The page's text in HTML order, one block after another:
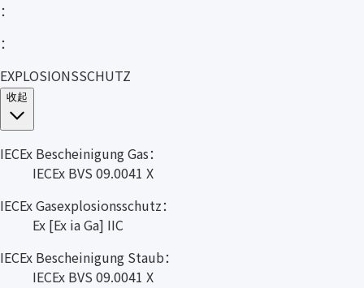
：
：
EXPLOSIONSSCHUTZ
收起
IECEx Bescheinigung Gas：
IECEx BVS 09.0041 X
IECEx Gasexplosionsschutz：
Ex [Ex ia Ga] IIC
IECEx Bescheinigung Staub：
IECEx BVS 09.0041 X